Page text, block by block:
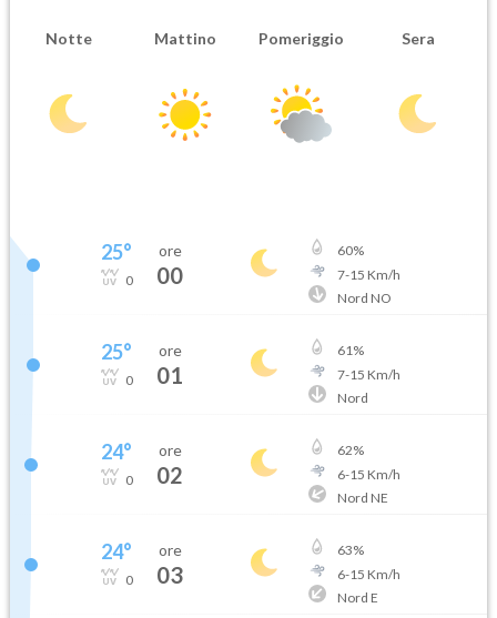
Notte Mattino Pomeriggio Sera
25°
0
ore
00
60%
7-15 Km/h
Nord NO
25°
0
ore
01
61%
7-15 Km/h
Nord
24°
0
ore
02
62%
6-15 Km/h
Nord NE
24°
0
ore
03
63%
6-15 Km/h
Nord E